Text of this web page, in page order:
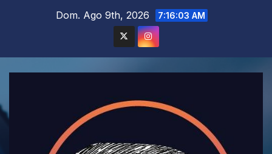
Dom. Ago 9th, 2026 7:16:04 AM